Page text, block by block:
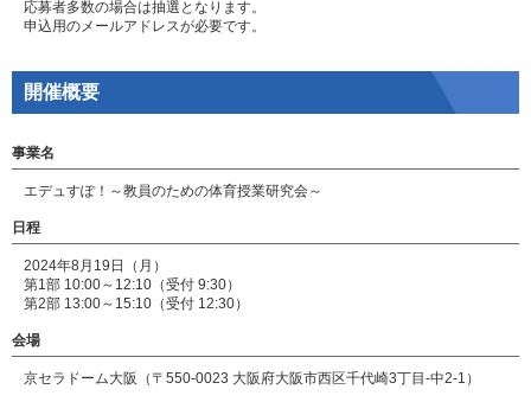
応募者多数の場合は抽選となります。
申込用のメールアドレスが必要です。
開催概要
事業名
エデュすぽ！～教員のための体育授業研究会～
日程
2024年8月19日（月）
第1部 10:00～12:10（受付 9:30）
第2部 13:00～15:10（受付 12:30）
会場
京セラドーム大阪（〒550-0023 大阪府大阪市西区千代崎3丁目-中2-1）